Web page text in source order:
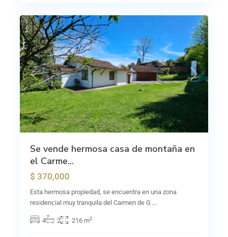
Previous Next
Se vende hermosa casa de montaña en
el Carme...
$ 370,000
Esta hermosa propiedad, se encuentra en una zona
residencial muy tranquila del Carmen de G ...
4 2 216 m2